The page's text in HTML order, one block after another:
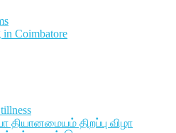
Coimbatore
திறப்பு விழா